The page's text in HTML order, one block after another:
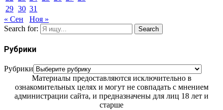
29 30 31
« Сен
Ноя »
Search for:
Search
Рубрики
Рубрики
Материалы предоставляются исключительно в
ознакомительных целях и могут не совпадать с мнением
администрации сайта, и предназначены для лиц 18 лет и
старше